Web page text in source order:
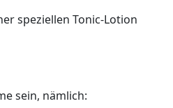
speziellen Tonic-Lotion
sein, nämlich: